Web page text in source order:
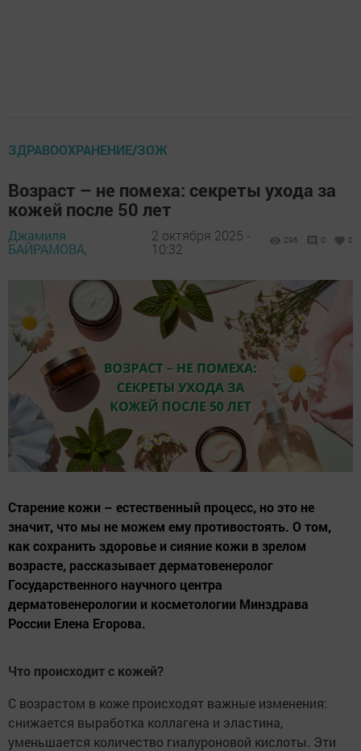
ЗДРАВООХРАНЕНИЕ/ЗОЖ
Возраст – не помеха: секреты ухода за
кожей после 50 лет
Джамиля
БАЙРАМОВА,
2 октября 2025 -
10:32
296 0 0
Старение кожи – естественный процесс, но это не
значит, что мы не можем ему противостоять. О том,
как сохранить здоровье и сияние кожи в зрелом
возрасте, рассказывает дерматовенеролог
Государственного научного центра
дерматовенерологии и косметологии Минздрава
России Елена Егорова.
Что происходит с кожей?
С возрастом в коже происходят важные изменения:
снижается выработка коллагена и эластина,
уменьшается количество гиалуроновой кислоты. Эти